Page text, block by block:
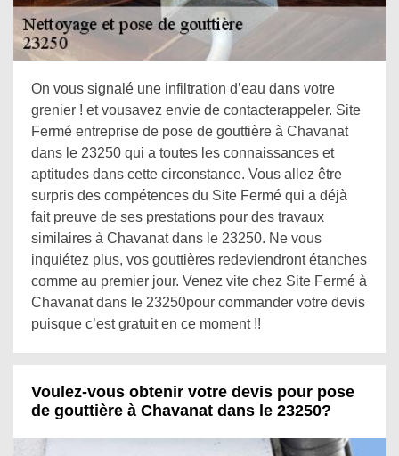
On vous signalé une infiltration d’eau dans votre
grenier ! et vousavez envie de contacterappeler. Site
Fermé entreprise de pose de gouttière à Chavanat
dans le 23250 qui a toutes les connaissances et
aptitudes dans cette circonstance. Vous allez être
surpris des compétences du Site Fermé qui a déjà
fait preuve de ses prestations pour des travaux
similaires à Chavanat dans le 23250. Ne vous
inquiétez plus, vos gouttières redeviendront étanches
comme au premier jour. Venez vite chez Site Fermé à
Chavanat dans le 23250pour commander votre devis
puisque c’est gratuit en ce moment !!
Voulez-vous obtenir votre devis pour pose
de gouttière à Chavanat dans le 23250?